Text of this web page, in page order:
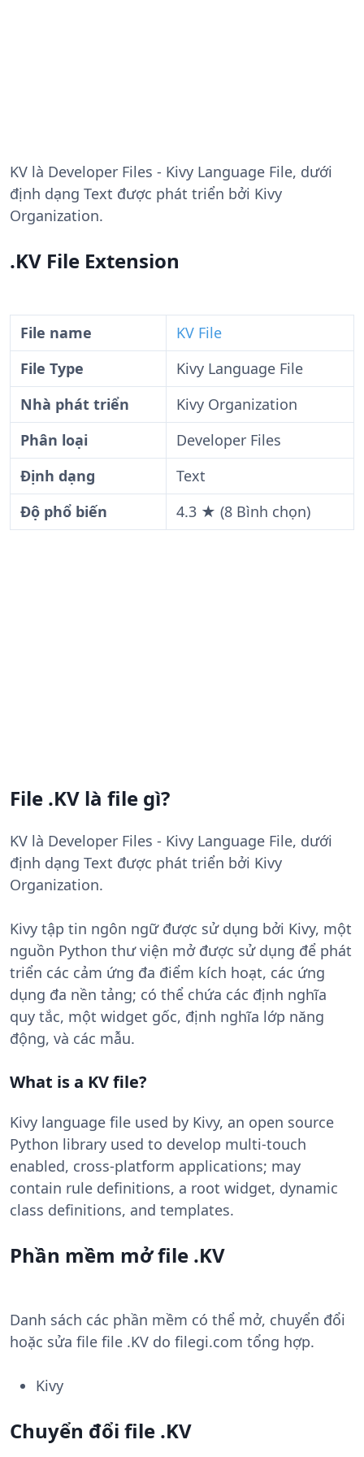
KV là Developer Files - Kivy Language File, dưới
định dạng Text được phát triển bởi Kivy
Organization.
.KV File Extension
File name
KV File
File Type
Kivy Language File
Nhà phát triển
Kivy Organization
Phân loại
Developer Files
Định dạng
Text
Độ phổ biến
4.3 ★ (8 Bình chọn)
File .KV là file gì?
KV là Developer Files - Kivy Language File, dưới
định dạng Text được phát triển bởi Kivy
Organization.
Kivy tập tin ngôn ngữ được sử dụng bởi Kivy, một
nguồn Python thư viện mở được sử dụng để phát
triển các cảm ứng đa điểm kích hoạt, các ứng
dụng đa nền tảng; có thể chứa các định nghĩa
quy tắc, một widget gốc, định nghĩa lớp năng
động, và các mẫu.
What is a KV file?
Kivy language file used by Kivy, an open source
Python library used to develop multi-touch
enabled, cross-platform applications; may
contain rule definitions, a root widget, dynamic
class definitions, and templates.
Phần mềm mở file .KV
Danh sách các phần mềm có thể mở, chuyển đổi
hoặc sửa file file .KV do filegi.com tổng hợp.
Kivy
Chuyển đổi file .KV